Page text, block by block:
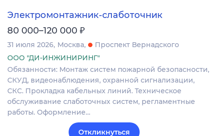
Электромонтажник-слаботочник
80 000–120 000 ₽
31 июля 2026 Москва
Проспект Вернадского
ООО "ДИ-ИНЖИНИРИНГ"
Обязанности: Монтаж систем пожарной безопасности,
СКУД, видеонаблюдения, охранной сигнализации,
СКС. Прокладка кабельных линий. Техническое
обслуживание слаботочных систем, регламентные
работы. Оформление…
Откликнуться